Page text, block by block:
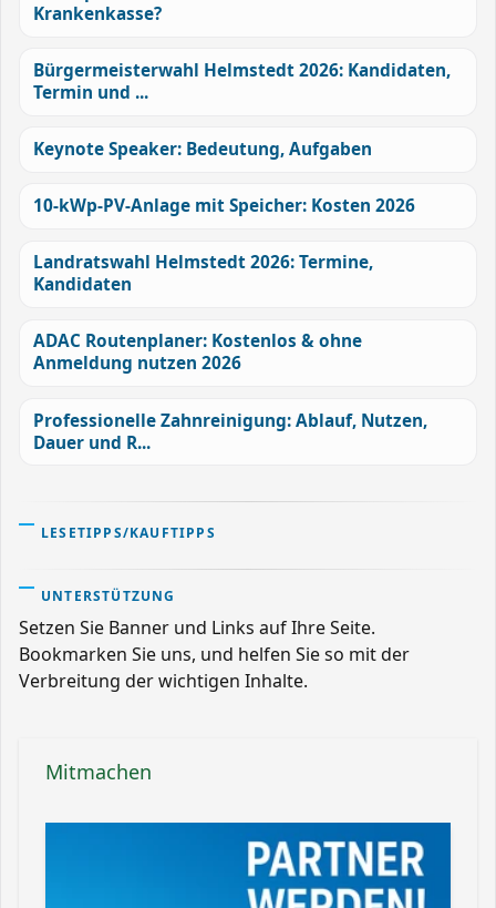
Krankenkasse?
Bürgermeisterwahl Helmstedt 2026: Kandidaten,
Termin und ...
Keynote Speaker: Bedeutung, Aufgaben
10-kWp-PV-Anlage mit Speicher: Kosten 2026
Landratswahl Helmstedt 2026: Termine,
Kandidaten
ADAC Routenplaner: Kostenlos & ohne
Anmeldung nutzen 2026
Professionelle Zahnreinigung: Ablauf, Nutzen,
Dauer und R...
LESETIPPS/KAUFTIPPS
UNTERSTÜTZUNG
Setzen Sie Banner und Links auf Ihre Seite.
Bookmarken Sie uns, und helfen Sie so mit der
Verbreitung der wichtigen Inhalte.
Mitmachen